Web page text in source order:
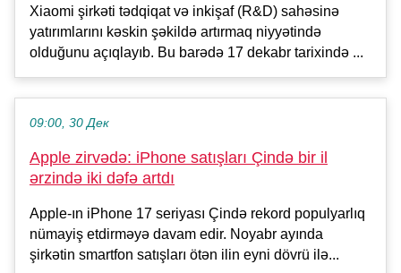
Xiaomi şirkəti tədqiqat və inkişaf (R&D) sahəsinə
yatırımlarını kəskin şəkildə artırmaq niyyətində
olduğunu açıqlayıb. Bu barədə 17 dekabr tarixində ...
09:00, 30 Дек
Apple zirvədə: iPhone satışları Çində bir il
ərzində iki dəfə artdı
Apple-ın iPhone 17 seriyası Çində rekord populyarlıq
nümayiş etdirməyə davam edir. Noyabr ayında
şirkətin smartfon satışları ötən ilin eyni dövrü ilə...